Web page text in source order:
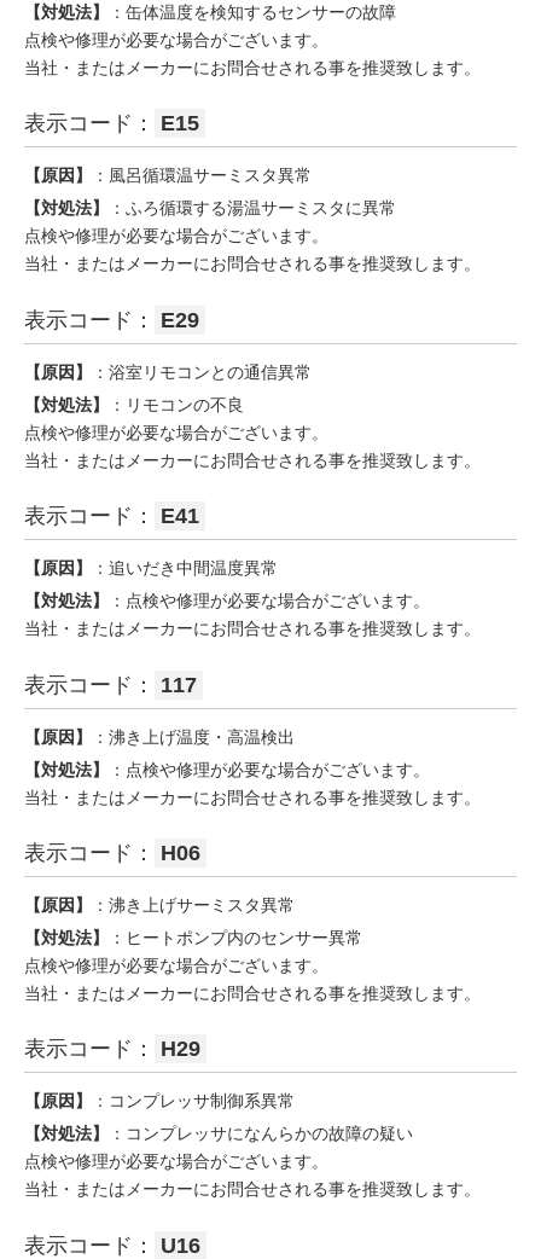
【対処法】
：缶体温度を検知するセンサーの故障
点検や修理が必要な場合がございます。
当社・またはメーカーにお問合せされる事を推奨致します。
表示コード： E15
【原因】
：風呂循環温サーミスタ異常
【対処法】
：ふろ循環する湯温サーミスタに異常
点検や修理が必要な場合がございます。
当社・またはメーカーにお問合せされる事を推奨致します。
表示コード： E29
【原因】
：浴室リモコンとの通信異常
【対処法】
：リモコンの不良
点検や修理が必要な場合がございます。
当社・またはメーカーにお問合せされる事を推奨致します。
表示コード： E41
【原因】
：追いだき中間温度異常
【対処法】
：点検や修理が必要な場合がございます。
当社・またはメーカーにお問合せされる事を推奨致します。
表示コード： 117
【原因】
：沸き上げ温度・高温検出
【対処法】
：点検や修理が必要な場合がございます。
当社・またはメーカーにお問合せされる事を推奨致します。
表示コード： H06
【原因】
：沸き上げサーミスタ異常
【対処法】
：ヒートポンプ内のセンサー異常
点検や修理が必要な場合がございます。
当社・またはメーカーにお問合せされる事を推奨致します。
表示コード： H29
【原因】
：コンプレッサ制御系異常
【対処法】
：コンプレッサになんらかの故障の疑い
点検や修理が必要な場合がございます。
当社・またはメーカーにお問合せされる事を推奨致します。
表示コード： U16